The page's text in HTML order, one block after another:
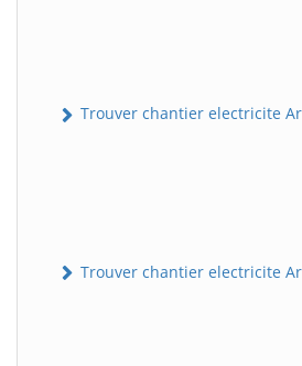
Trouver chantier electricite
Trouver chantier electricite